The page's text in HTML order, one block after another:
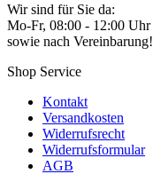
Wir sind für Sie da:
Mo-Fr, 08:00 - 12:00 Uhr
sowie nach Vereinbarung!
Shop Service
Kontakt
Versandkosten
Widerrufsrecht
Widerrufsformular
AGB